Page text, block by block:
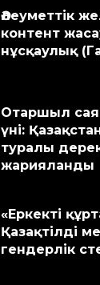
Әлеуметтік
контент
нұсқаулық
Отаршыл
үні:
туралы
жарияланды
«Еркекті
Қазақтілді
гендерлік